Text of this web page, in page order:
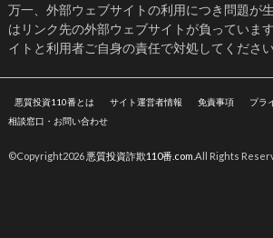
万一、外部ウェブサイトの利用につき問題が
はリンク先の外部ウェブサイトが負っていま
イトと利用者ご自身の責任で対処してください
悪質投資110番とは サイト運営者情報 免責事項 プラ
相談窓口・お問い合わせ
©Copyright2026 悪質投資詐欺110番.com .All Rights